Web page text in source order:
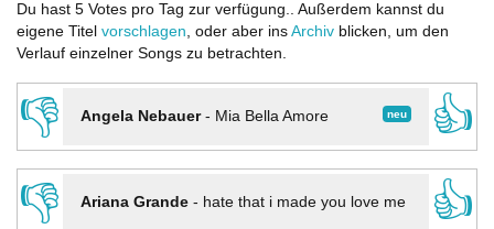
Du hast 5 Votes pro Tag zur verfügung.. Außerdem kannst du
eigene Titel vorschlagen, oder aber ins Archiv blicken, um den
Verlauf einzelner Songs zu betrachten.
👎 neu
Angela Nebauer- Mia Bella Amore
👍
👎
Ariana Grande- hate that i made you love me
👍